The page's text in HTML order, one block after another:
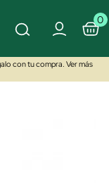
0
con tu compra. Ver más